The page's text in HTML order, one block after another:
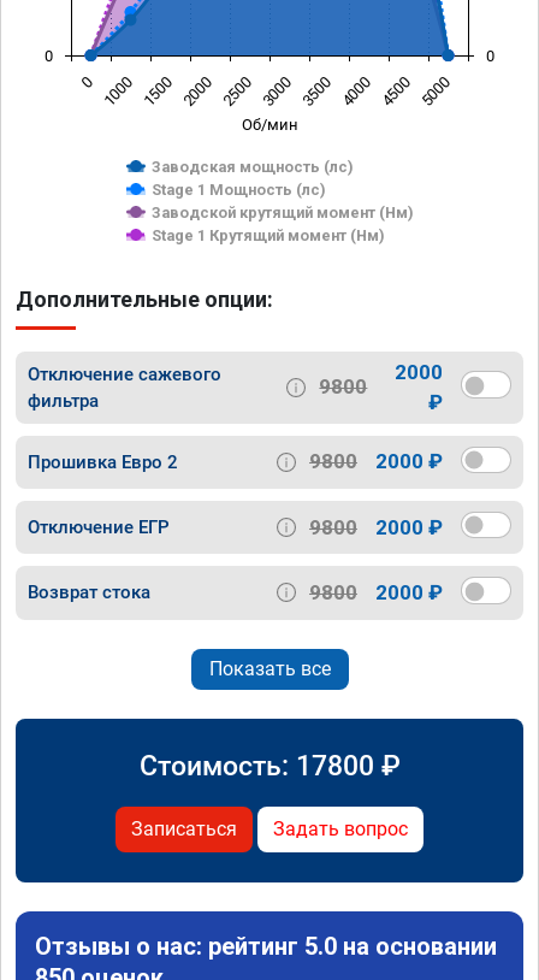
Об/мин
Заводская мощность (лс)
Stage 1 Мощность (лс)
Заводской крутящий момент (Нм)
Stage 1 Крутящий момент (Нм)
0 1000 1500 2000 2500 3000 3500 4000 4500 5000
0 0
Дополнительные опции:
Отключение сажевого
фильтра
9800
2000
₽
Прошивка Евро 2 9800 2000 ₽
Отключение ЕГР 9800 2000 ₽
Возврат стока 9800 2000 ₽
Показать все
Стоимость: 17800 ₽
Записаться Задать вопрос
Отзывы о нас: рейтинг 5.0 на основании